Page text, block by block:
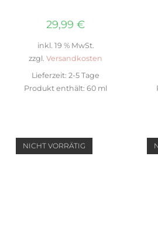
29,99 €
inkl. 19 % MwSt.
zzgl. Versandkosten
Lieferzeit: 2-5 Tage
Produkt enthält: 60 ml
NICHT VORRÄTIG